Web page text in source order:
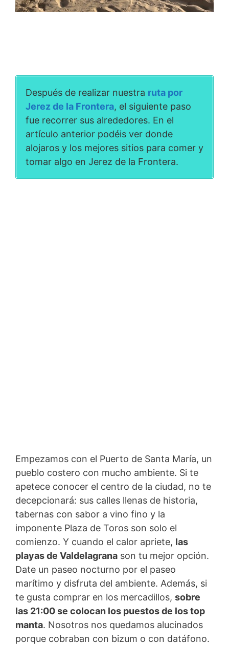
Después de realizar nuestra ruta por
Jerez de la Frontera, el siguiente paso
fue recorrer sus alrededores. En el
artículo anterior podéis ver donde
alojaros y los mejores sitios para comer y
tomar algo en Jerez de la Frontera.
Empezamos con el Puerto de Santa María, un
pueblo costero con mucho ambiente. Si te
apetece conocer el centro de la ciudad, no te
decepcionará: sus calles llenas de historia,
tabernas con sabor a vino fino y la
imponente Plaza de Toros son solo el
comienzo. Y cuando el calor apriete, las
playas de Valdelagrana son tu mejor opción.
Date un paseo nocturno por el paseo
marítimo y disfruta del ambiente. Además, si
te gusta comprar en los mercadillos, sobre
las 21:00 se colocan los puestos de los top
manta. Nosotros nos quedamos alucinados
porque cobraban con bizum o con datáfono.